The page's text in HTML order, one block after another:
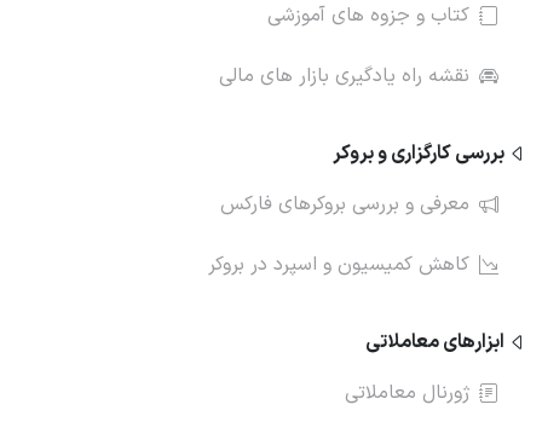
کتاب و جزوه های آموزشی
نقشه راه یادگیری بازار های مالی
بررسی کارگزاری و بروکر
معرفی و بررسی بروکرهای فارکس
کاهش کمیسیون و اسپرد در بروکر
ابزارهای معاملاتی
ژورنال معاملاتی